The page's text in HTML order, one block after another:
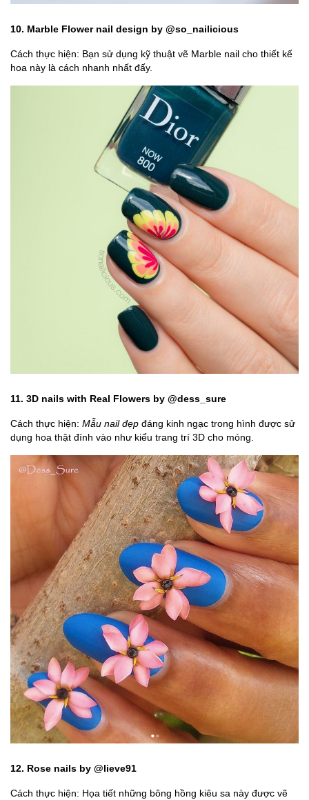
10. Marble Flower nail design by @so_nailicious
Cách thực hiện: Bạn sử dụng kỹ thuật vẽ Marble nail cho thiết kế
hoa này là cách nhanh nhất đấy.
11. 3D nails with Real Flowers by @dess_sure
Cách thực hiện: Mẫu nail đẹp đáng kinh ngạc trong hình được sử
dụng hoa thật đính vào như kiểu trang trí 3D cho móng.
12. Rose nails by @lieve91
Cách thực hiện: Họa tiết những bông hồng kiêu sa này được vẽ